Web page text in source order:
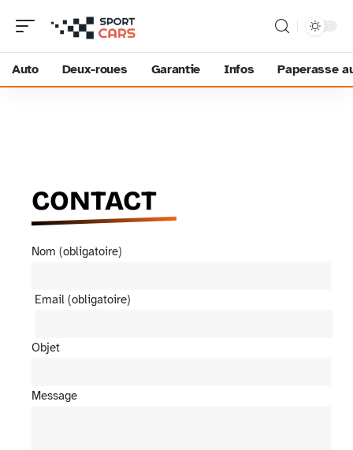
Auto Deux-roues Garantie Infos Paperasse
CONTACT
Nom (obligatoire)
Email (obligatoire)
Objet
Message